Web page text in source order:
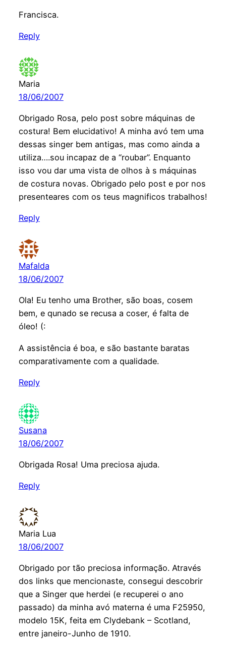
Francisca.
Reply
Maria
18/06/2007
Obrigado Rosa, pelo post sobre máquinas de
costura! Bem elucidativo! A minha avó tem uma
dessas singer bem antigas, mas como ainda a
utiliza….sou incapaz de a “roubar”. Enquanto
isso vou dar uma vista de olhos à s máquinas
de costura novas. Obrigado pelo post e por nos
presenteares com os teus magnificos trabalhos!
Reply
Mafalda
18/06/2007
Ola! Eu tenho uma Brother, são boas, cosem
bem, e qunado se recusa a coser, é falta de
óleo! (:
A assistência é boa, e são bastante baratas
comparativamente com a qualidade.
Reply
Susana
18/06/2007
Obrigada Rosa! Uma preciosa ajuda.
Reply
Maria Lua
18/06/2007
Obrigado por tão preciosa informação. Através
dos links que mencionaste, consegui descobrir
que a Singer que herdei (e recuperei o ano
passado) da minha avó materna é uma F25950,
modelo 15K, feita em Clydebank – Scotland,
entre janeiro-Junho de 1910.